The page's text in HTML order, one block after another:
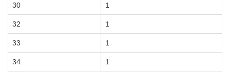
30 1
32 1
33 1
34 1